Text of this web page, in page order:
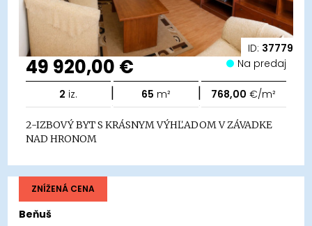
ID: 37779
49 920,00 € Na predaj
2 iz. | 65 m² | 768,00 €/m²
2-IZBOVÝ BYT S KRÁSNYM VÝHĽADOM V ZÁVADKE
NAD HRONOM
Beňuš
ZNÍŽENÁ CENA